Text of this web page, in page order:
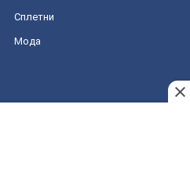
Сплетни
Мода